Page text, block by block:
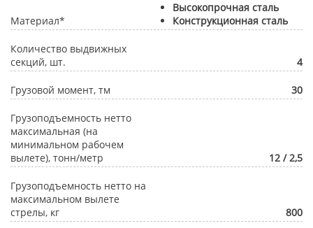
Материал*
Высокопрочная сталь
Конструкционная сталь
Количество выдвижных
секций, шт.
4
Грузовой момент, тм 30
Грузоподъемность нетто
максимальная (на
минимальном рабочем
вылете), тонн/метр
12 / 2,5
Грузоподъемность нетто на
максимальном вылете
стрелы, кг
800